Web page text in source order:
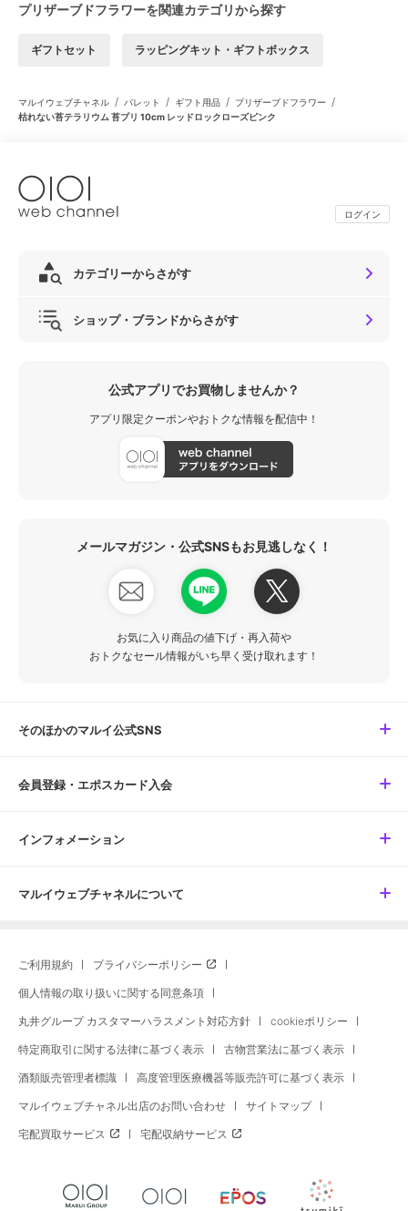
プリザーブドフラワーを関連カテゴリから探す
ギフトセット ラッピングキット・ギフトボックス
マルイウェブチャネル / パレット / ギフト用品 / プリザーブドフラワー /
枯れない苔テラリウム 苔プリ 10cm レッドロックローズピンク
ログイン
カテゴリーからさがす
ショップ・ブランドからさがす
公式アプリでお買物しませんか？
アプリ限定クーポンやおトクな情報を配信中！
メールマガジン・公式SNSもお見逃しなく！
お気に入り商品の値下げ・再入荷や
おトクなセール情報がいち早く受け取れます！
そのほかのマルイ公式SNS
会員登録・エポスカード入会
インフォメーション
マルイウェブチャネルについて
ご利用規約 プライバシーポリシー
個人情報の取り扱いに関する同意条項
丸井グループ カスタマーハラスメント対応方針 cookieポリシー
特定商取引に関する法律に基づく表示 古物営業法に基づく表示
酒類販売管理者標識 高度管理医療機器等販売許可に基づく表示
マルイウェブチャネル出店のお問い合わせ サイトマップ
宅配買取サービス 宅配収納サービス